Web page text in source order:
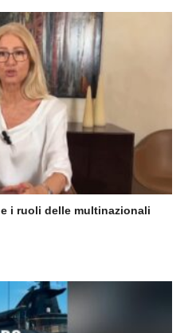
i ruoli delle multinazionali